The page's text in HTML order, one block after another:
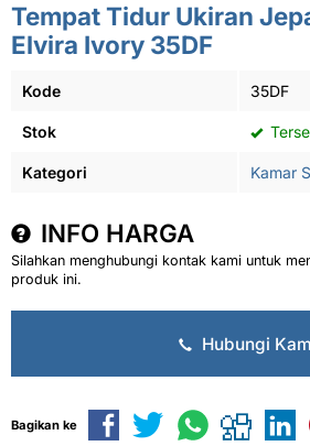
Tempat Tidur Ukiran
Elvira Ivory 35DF
Kode 35DF
Stok
Kategori Kamar
INFO HARGA
Silahkan menghubungi kontak kami untuk
produk ini.
Hubungi
Bagikan ke